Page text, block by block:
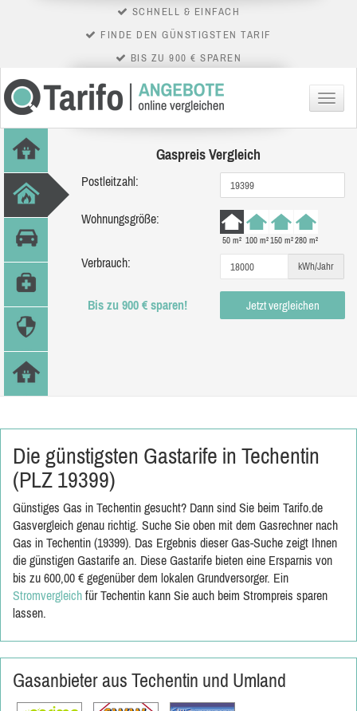
SCHNELL & EINFACH
FINDE DEN GÜNSTIGSTEN TARIF
BIS ZU 900 € SPAREN
Menü
Gaspreis Vergleich
Postleitzahl:
Wohnungsgröße:
50 m² 100 m²150 m²280 m²
Verbrauch: kWh/Jahr
Bis zu 900 € sparen! Jetzt vergleichen
Die günstigsten Gastarife in Techentin
(PLZ 19399)
Günstiges Gas in Techentin gesucht? Dann sind Sie beim Tarifo.de
Gasvergleich genau richtig. Suche Sie oben mit dem Gasrechner nach
Gas in Techentin (19399). Das Ergebnis dieser Gas-Suche zeigt Ihnen
die günstigen Gastarife an. Diese Gastarife bieten eine Ersparnis von
bis zu 600,00 € gegenüber dem lokalen Grundversorger. Ein
Stromvergleich für Techentin kann Sie auch beim Strompreis sparen
lassen.
Gasanbieter aus Techentin und Umland